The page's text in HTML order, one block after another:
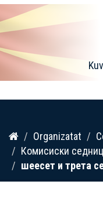
Kalo
përmbajtja
Organizatat
Комисиски
шеесет и трета